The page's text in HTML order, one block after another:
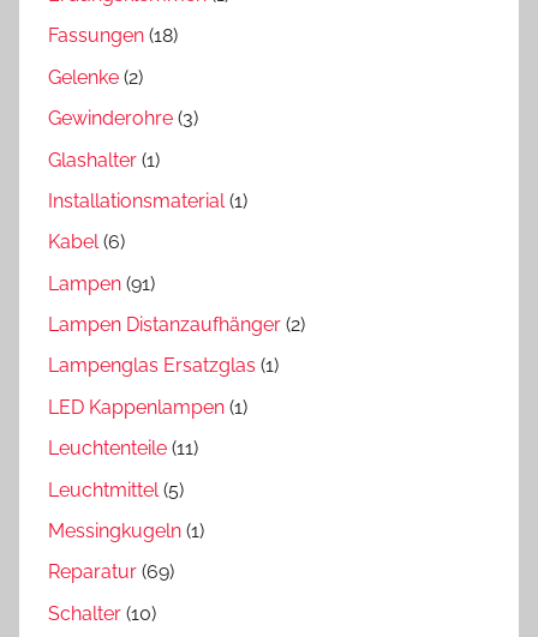
Fassungen (18)
Gelenke (2)
Gewinderohre (3)
Glashalter (1)
Installationsmaterial(1)
Kabel(6)
Lampen (91)
Lampen Distanzaufhänger (2)
Lampenglas Ersatzglas (1)
LED Kappenlampen (1)
Leuchtenteile (11)
Leuchtmittel (5)
Messingkugeln (1)
Reparatur (69)
Schalter (10)